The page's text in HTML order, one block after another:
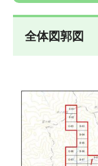
全体図郭図